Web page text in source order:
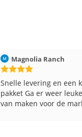
Hilde uit Loyers
Reeds meerdere keren
en breinaalden besteld,
tevreden over de